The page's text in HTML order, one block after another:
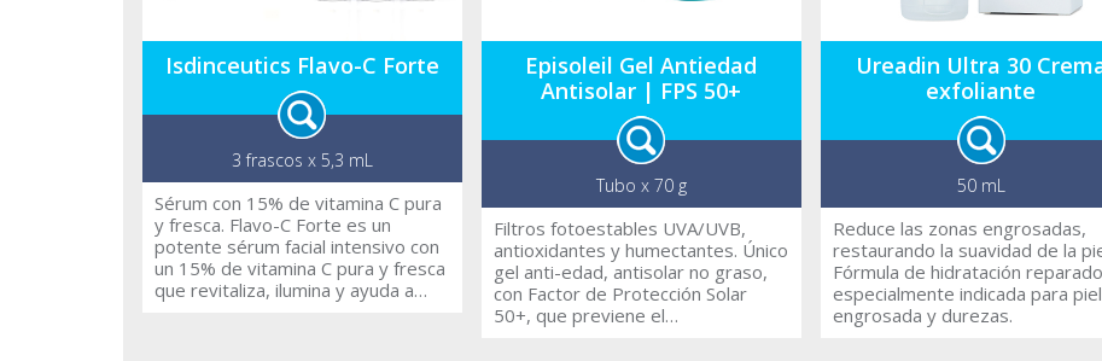
Isdinceutics Flavo-C Forte
3 frascos x 5,3 mL
Sérum con 15% de vitamina C pura
y fresca. Flavo-C Forte es un
potente sérum facial intensivo con
un 15% de vitamina C pura y fresca
que revitaliza, ilumina y ayuda a
Episoleil Gel Antiedad
Antisolar | FPS 50+
Tubo x 70 g
Filtros fotoestables UVA/UVB,
antioxidantes y humectantes. Único
gel anti-edad, antisolar no graso,
con Factor de Protección Solar
50+, que previene el
Ureadin Ultra 30
exfoliante
50 mL
Reduce las zonas engrosadas,
restaurando la suavidad de la
Fórmula de hidratación
especialmente indicada para piel
engrosada y durezas.